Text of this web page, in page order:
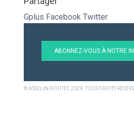
Gplus Facebook Twitter
ABONNEZ-VOUS À NOTRE
© ASSELIN-BOUTET, 2026. TOUS DROITS